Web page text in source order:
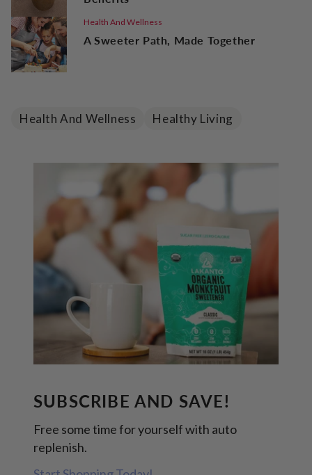
Health And Wellness
A Sweeter Path, Made Together
Health And Wellness Healthy Living
SUBSCRIBE AND SAVE!
Free some time for yourself with auto
replenish.